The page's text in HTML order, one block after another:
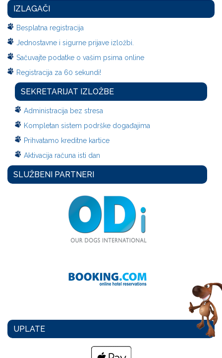
IZLAGAČI
Besplatna registracija
Jednostavne i sigurne prijave izložbi.
Sačuvajte podatke o vašim psima online
Registracija za 60 sekundi!
SEKRETARIJAT IZLOŽBE
Administracija bez stresa
Kompletan sistem podrške događajima
Prihvatamo kreditne kartice
Aktivacija računa isti dan
SLUŽBENI PARTNERI
UPLATE